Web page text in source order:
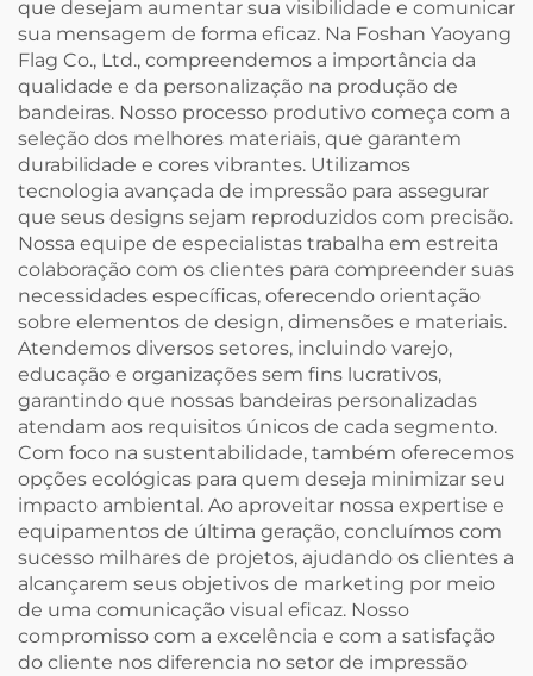
que desejam aumentar sua visibilidade e comunicar
sua mensagem de forma eficaz. Na Foshan Yaoyang
Flag Co., Ltd., compreendemos a importância da
qualidade e da personalização na produção de
bandeiras. Nosso processo produtivo começa com a
seleção dos melhores materiais, que garantem
durabilidade e cores vibrantes. Utilizamos
tecnologia avançada de impressão para assegurar
que seus designs sejam reproduzidos com precisão.
Nossa equipe de especialistas trabalha em estreita
colaboração com os clientes para compreender suas
necessidades específicas, oferecendo orientação
sobre elementos de design, dimensões e materiais.
Atendemos diversos setores, incluindo varejo,
educação e organizações sem fins lucrativos,
garantindo que nossas bandeiras personalizadas
atendam aos requisitos únicos de cada segmento.
Com foco na sustentabilidade, também oferecemos
opções ecológicas para quem deseja minimizar seu
impacto ambiental. Ao aproveitar nossa expertise e
equipamentos de última geração, concluímos com
sucesso milhares de projetos, ajudando os clientes a
alcançarem seus objetivos de marketing por meio
de uma comunicação visual eficaz. Nosso
compromisso com a excelência e com a satisfação
do cliente nos diferencia no setor de impressão